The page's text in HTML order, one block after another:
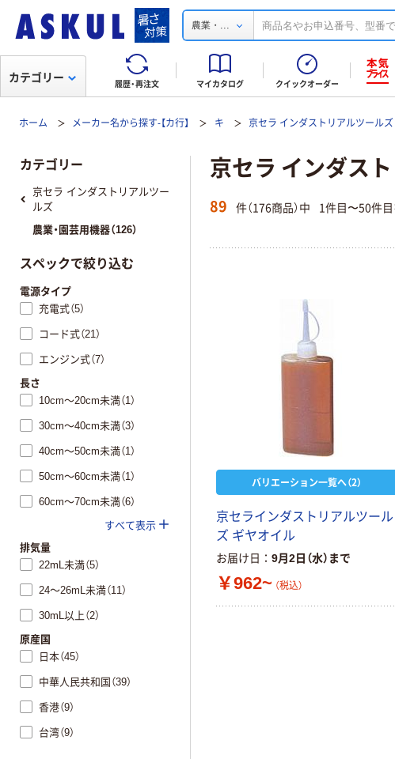
農業・ ...
履歴・再注文 マイカタログ クイックオーダー
カテゴリー
ホーム メーカー名から探す-【カ行】 キ 京セラ インダストリアルツールズ
京セラ インダス
89 件（176商品）中 1件目〜50件
バリエーション一覧へ（2）
京セラインダストリアルツール
ズ ギヤオイル
お届け日 9月2日（水）まで
￥962~ （税込）
カテゴリー
京セラ インダストリアルツー
ルズ
農業・園芸用機器（126）
スペックで絞り込む
電源タイプ
充電式（5）
コード式（21）
エンジン式（7）
長さ
10cm～20cm未満（1）
30cm～40cm未満（3）
40cm～50cm未満（1）
50cm～60cm未満（1）
60cm～70cm未満（6）
すべて表示
排気量
22mL未満（5）
24～26mL未満（11）
30mL以上（2）
原産国
日本（45）
中華人民共和国（39）
香港（9）
台湾（9）